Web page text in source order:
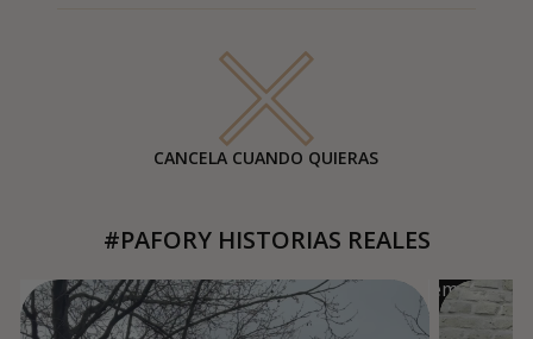
CANCELA CUANDO QUIERAS
#PAFORY HISTORIAS REALES